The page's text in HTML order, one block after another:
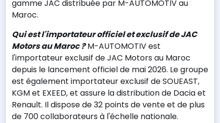
gamme JAC distribuée par M-AUTOMOTIV au
Maroc.
Qui est l'importateur officiel et exclusif de JAC
Motors au Maroc ?M-AUTOMOTIV est
l'importateur exclusif de JAC Motors au Maroc
depuis le lancement officiel de mai 2026. Le groupe
est également importateur exclusif de SOUEAST,
KGM et EXEED, et assure la distribution de Dacia et
Renault. Il dispose de 32 points de vente et de plus
de 700 collaborateurs à l'échelle nationale.